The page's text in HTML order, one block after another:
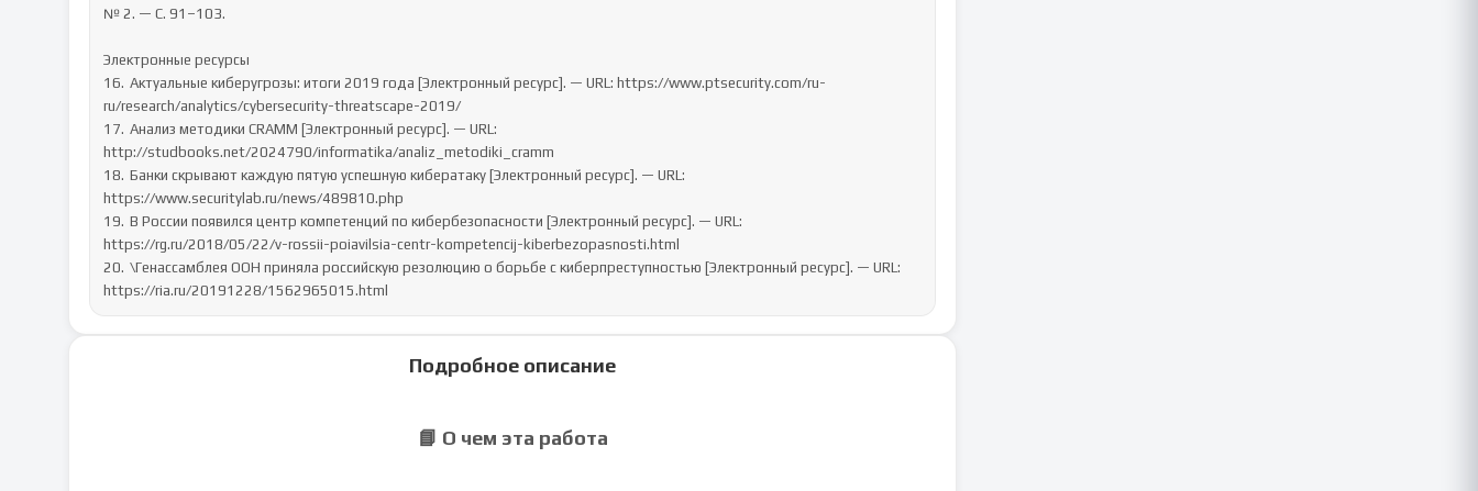
№ 2. — С. 91–103.
Электронные ресурсы
16.	Актуальные киберугрозы: итоги 2019 года [Электронный ресурс]. — URL: https://www.ptsecurity.com/ru-
ru/research/analytics/cybersecurity-threatscape-2019/
17.	Анализ методики CRAMM [Электронный ресурс]. — URL:
http://studbooks.net/2024790/informatika/analiz_metodiki_cramm
18.	Банки скрывают каждую пятую успешную кибератаку [Электронный ресурс]. — URL:
https://www.securitylab.ru/news/489810.php
19.	В России появился центр компетенций по кибербезопасности [Электронный ресурс]. — URL:
https://rg.ru/2018/05/22/v-rossii-poiavilsia-centr-kompetencij-kiberbezopasnosti.html
20.	\Генассамблея ООН приняла российскую резолюцию о борьбе с киберпреступностью [Электронный ресурс]. — URL:
https://ria.ru/20191228/1562965015.html
Подробное описание
📘 О чем эта работа